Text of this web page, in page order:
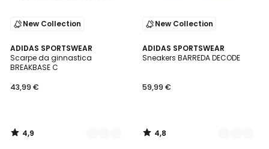
New Collection
ADIDAS SPORTSWEAR
Scarpe da ginnastica
BREAKBASE C
43,99 €
4,9
/ 5
2
Colori
4,9
/
New Collection
ADIDAS SPORTSWEAR
Sneakers BARREDA DECODE
59,99 €
4,8
/ 5
2
Colori
4,8
/